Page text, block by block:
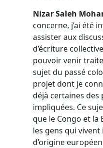
Nizar Saleh
concerne, j’ai été
assister aux
d’écriture
pouvoir venir
sujet du passé
projet dont je
déjà certaines des
impliquées. Ce
que le Congo et la
les gens qui
d’origine